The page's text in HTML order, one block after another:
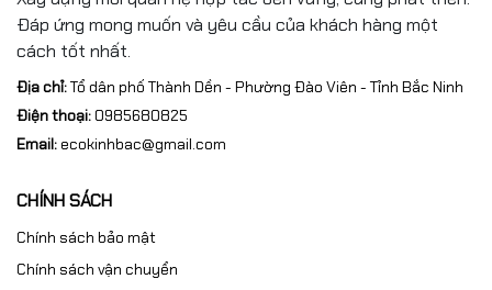
Đáp ứng mong muốn và yêu cầu của khách hàng một
cách tốt nhất.
Địa chỉ:Tổ dân phố Thành Dền - Phường Đào Viên - Tỉnh Bắc Ninh
Điện thoại:0985680825
Email:ecokinhbac@gmail.com
CHÍNH SÁCH
Chính sách bảo mật
Chính sách vận chuyển